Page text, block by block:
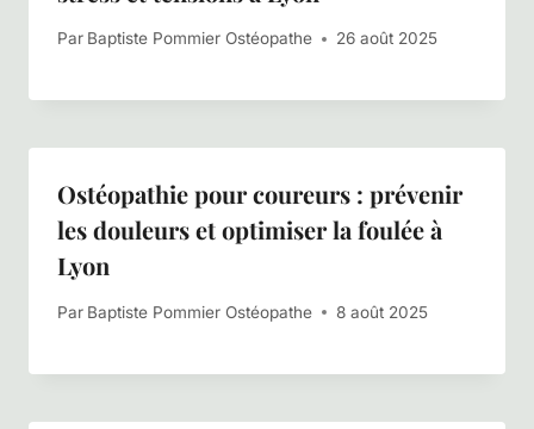
Par Baptiste Pommier Ostéopathe 26 août 2025
Ostéopathie pour coureurs : prévenir
les douleurs et optimiser la foulée à
Lyon
Par Baptiste Pommier Ostéopathe 8 août 2025